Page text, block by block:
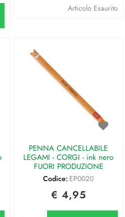
Articolo Esaurito
PENNA CANCELLABILE
LEGAMI - CORGI - ink nero
FUORI PRODUZIONE
Codice: EP0020
€ 4,95